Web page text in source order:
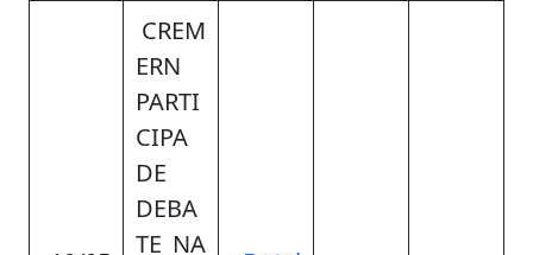
CREM
ERN
PARTI
CIPA
DE
DEBA
TE NA